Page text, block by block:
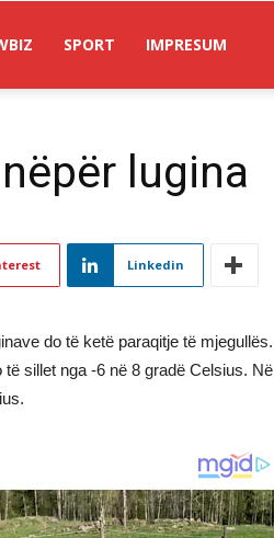
SPORT IMPRESUM
lugina
Linkedin
do të ketë paraqitje të mjegullës.
sillet nga -6 në 8 gradë Celsius. Në